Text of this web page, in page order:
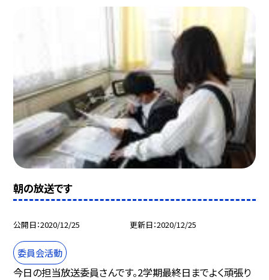
朝の放送です
公開日 2020/12/25 更新日 2020/12/25
委員会活動
今日の担当放送委員さんです。2学期最終日までよく頑張り